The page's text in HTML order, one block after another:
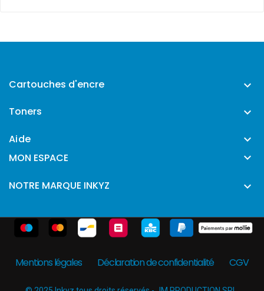
Cartouches d'encre 
Toners 
Aide 
MON ESPACE 
NOTRE MARQUE INKYZ 
Mentions légales Déclaration de confidentialité CGV